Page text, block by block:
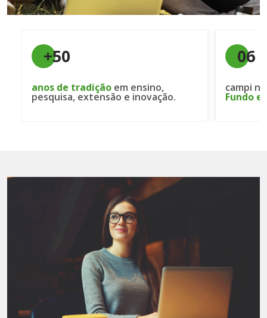
+50
anos de tradição em ensino,
pesquisa, extensão e inovação.
06
campi
Fundo